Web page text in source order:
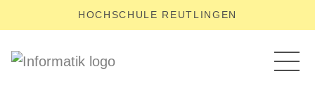
HOCHSCHULE REUTLINGEN